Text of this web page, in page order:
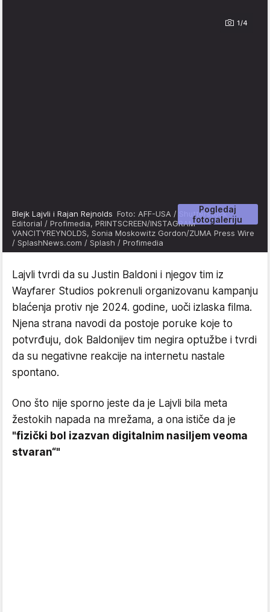
1/4
Pogledaj
fotogaleriju
Blejk Lajvli i Rajan Rejnolds Foto: AFF-USA / Shutterstock
Editorial / Profimedia, PRINTSCREEN/INSTAGRAM
VANCITYREYNOLDS, Sonia Moskowitz Gordon/ZUMA Press Wire
/ SplashNews.com / Splash / Profimedia
Lajvli tvrdi da su Justin Baldoni i njegov tim iz
Wayfarer Studios pokrenuli organizovanu kampanju
blaćenja protiv nje 2024. godine, uoči izlaska filma.
Njena strana navodi da postoje poruke koje to
potvrđuju, dok Baldonijev tim negira optužbe i tvrdi
da su negativne reakcije na internetu nastale
spontano.
Ono što nije sporno jeste da je Lajvli bila meta
žestokih napada na mrežama, a ona ističe da je
"fizički bol izazvan digitalnim nasiljem veoma
stvaran“"